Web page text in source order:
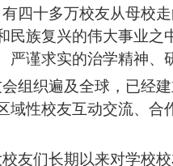
有四十多万校友从母校
民族复兴的伟大事业
严谨求实的治学精神
组织遍及全球 ， 已经
域性校友互动交流、合
友们长期以来对学校